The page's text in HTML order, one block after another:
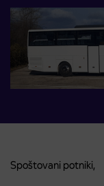
Spoštovani potniki,